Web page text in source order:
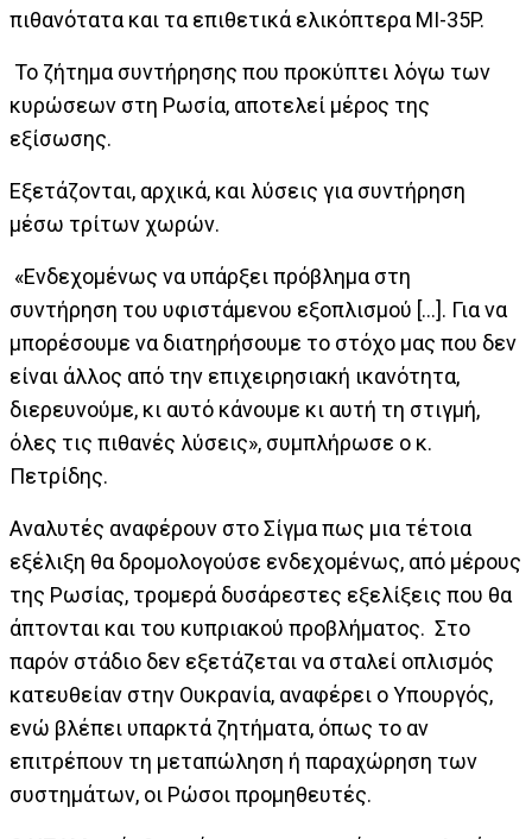
πιθανότατα και τα επιθετικά ελικόπτερα MI-35P.
Το ζήτημα συντήρησης που προκύπτει λόγω των
κυρώσεων στη Ρωσία, αποτελεί μέρος της
εξίσωσης.
Εξετάζονται, αρχικά, και λύσεις για συντήρηση
μέσω τρίτων χωρών.
«Ενδεχομένως να υπάρξει πρόβλημα στη
συντήρηση του υφιστάμενου εξοπλισμού [...]. Για να
μπορέσουμε να διατηρήσουμε το στόχο μας που δεν
είναι άλλος από την επιχειρησιακή ικανότητα,
διερευνούμε, κι αυτό κάνουμε κι αυτή τη στιγμή,
όλες τις πιθανές λύσεις», συμπλήρωσε ο κ.
Πετρίδης.
Αναλυτές αναφέρουν στο Σίγμα πως μια τέτοια
εξέλιξη θα δρομολογούσε ενδεχομένως, από μέρους
της Ρωσίας, τρομερά δυσάρεστες εξελίξεις που θα
άπτονται και του κυπριακού προβλήματος. Στο
παρόν στάδιο δεν εξετάζεται να σταλεί οπλισμός
κατευθείαν στην Ουκρανία, αναφέρει ο Υπουργός,
ενώ βλέπει υπαρκτά ζητήματα, όπως το αν
επιτρέπουν τη μεταπώληση ή παραχώρηση των
συστημάτων, οι Ρώσοι προμηθευτές.